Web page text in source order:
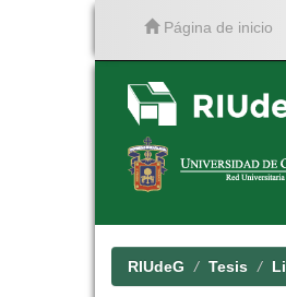
Página de inicio
RIUdeG Tesis